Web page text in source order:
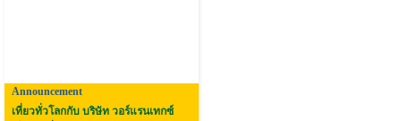
Announcement
เที่ยวทั่วโลกกับ บริษัท วอร์แรนเทกซ์